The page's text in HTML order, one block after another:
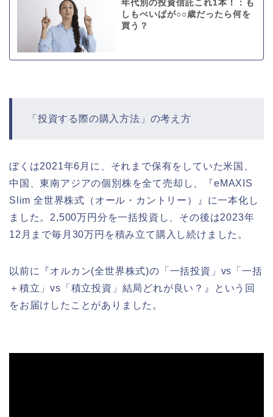
年代別の投資信託これ1本！：も
しもぺいぱが○○歳だったら何を
買う？
「投資する際の購入方法」の考え方
ぼくは2021年6月に、それまで保有をしていた米国、
中国、東南アジアの個別株を全て売却し、『eMAXIS
Slim 全世界株式（オール・カントリー）』に一本化し
ました。2,500万円分を一括投資し、その後は2023年
12月まで毎月30万円を積み立て購入し続けました。
以前に『オルカン(全世界株式)の「一括投資」vs「一括
＋積立」vs「積立投資」結局どれが良い？』という回
をお届けしたことがありました。